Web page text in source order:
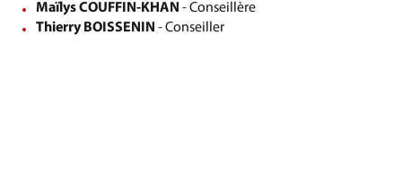
Maïlys COUFFIN-KHAN - Conseillère
Thierry BOISSENIN - Conseiller